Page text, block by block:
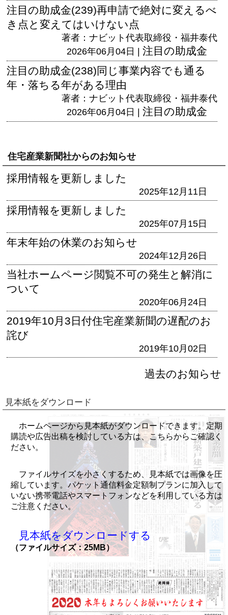
注目の助成金(239)再申請で絶対に変えるべ
き点と変えてはいけない点
著者：ナビット代表取締役・福井泰代
2026年06月04日 | 注目の助成金
注目の助成金(238)同じ事業内容でも通る
年・落ちる年がある理由
著者：ナビット代表取締役・福井泰代
2026年06月04日 | 注目の助成金
住宅産業新聞社からのお知らせ
採用情報を更新しました
2025年12月11日
採用情報を更新しました
2025年07月15日
年末年始の休業のお知らせ
2024年12月26日
当社ホームページ閲覧不可の発生と解消に
ついて
2020年06月24日
2019年10月3日付住宅産業新聞の遅配のお
詫び
2019年10月02日
過去のお知らせ
見本紙をダウンロード
ホームページから見本紙がダウンロードできます。定期
購読や広告出稿を検討している方は、こちらからご確認く
ださい。
ファイルサイズを小さくするため、見本紙では画像を圧
縮しています。パケット通信料金定額制プランに加入して
いない携帯電話やスマートフォンなどを利用している方は
ご注意ください。
見本紙をダウンロードする
（ファイルサイズ：25MB）